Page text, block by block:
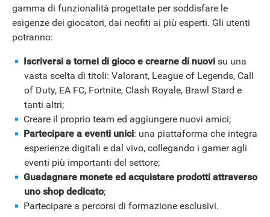
gamma di funzionalità progettate per soddisfare le
esigenze dei giocatori, dai neofiti ai più esperti. Gli utenti
potranno:
Iscriversi a tornei di gioco e crearne di nuovi su una
vasta scelta di titoli: Valorant, League of Legends, Call
of Duty, EA FC, Fortnite, Clash Royale, Brawl Stard e
tanti altri;
Creare il proprio team ed aggiungere nuovi amici;
Partecipare a eventi unici: una piattaforma che integra
esperienze digitali e dal vivo, collegando i gamer agli
eventi più importanti del settore;
Guadagnare monete ed acquistare prodotti attraverso
uno shop dedicato;
Partecipare a percorsi di formazione esclusivi.